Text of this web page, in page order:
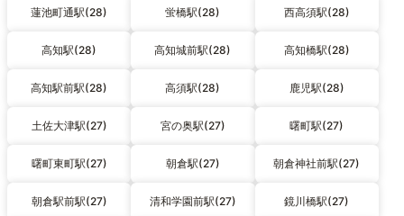
蓮池町通駅(28) 蛍橋駅(28) 西高須駅(28)
高知駅(28) 高知城前駅(28) 高知橋駅(28)
高知駅前駅(28) 高須駅(28) 鹿児駅(28)
土佐大津駅(27) 宮の奥駅(27) 曙町駅(27)
曙町東町駅(27) 朝倉駅(27) 朝倉神社前駅(27)
朝倉駅前駅(27) 清和学園前駅(27) 鏡川橋駅(27)